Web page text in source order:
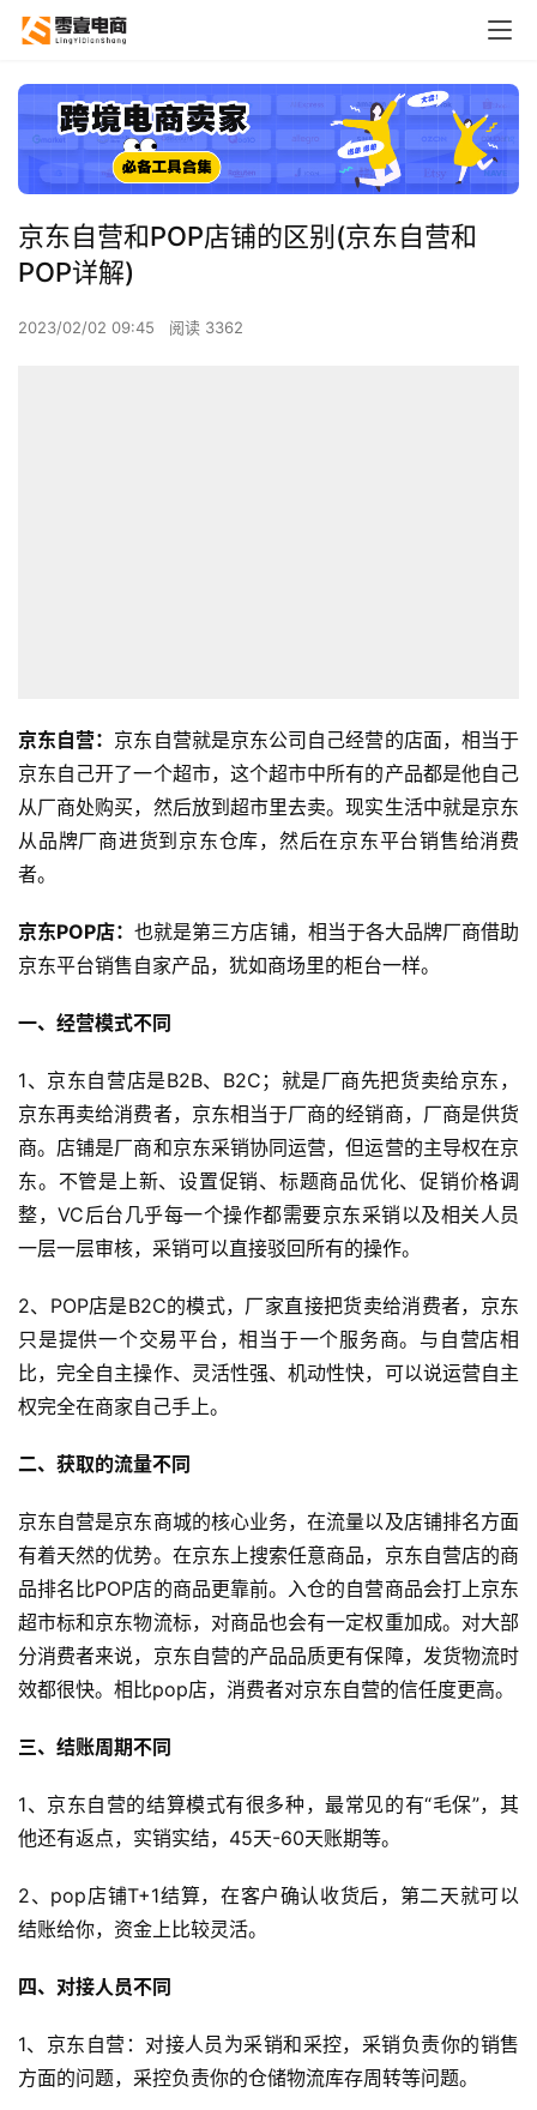
首
页
球
店
境
百
媒
营
京东自营和POP店铺的区别(京东自营和
POP详解)
2023/02/02 09:45 阅读 3362
京东自营： 京东自营就是京东公司自己经营的店面，相当于
京东自己开了一个超市，这个超市中所有的产品都是他自己
从厂商处购买，然后放到超市里去卖。现实生活中就是京东
从品牌厂商进货到京东仓库，然后在京东平台销售给消费
者。
京东POP店：也就是第三方店铺，相当于各大品牌厂商借助
京东平台销售自家产品，犹如商场里的柜台一样。
一、经营模式不同
1、京东自营店是B2B、B2C；就是厂商先把货卖给京东，
京东再卖给消费者，京东相当于厂商的经销商，厂商是供货
商。店铺是厂商和京东采销协同运营，但运营的主导权在京
东。不管是上新、设置促销、标题商品优化、促销价格调
整，VC后台几乎每一个操作都需要京东采销以及相关人员
一层一层审核，采销可以直接驳回所有的操作。
2、POP店是B2C的模式，厂家直接把货卖给消费者，京东
只是提供一个交易平台，相当于一个服务商。与自营店相
比，完全自主操作、灵活性强、机动性快，可以说运营自主
权完全在商家自己手上。
二、获取的流量不同
京东自营是京东商城的核心业务，在流量以及店铺排名方面
有着天然的优势。在京东上搜索任意商品，京东自营店的商
品排名比POP店的商品更靠前。入仓的自营商品会打上京东
超市标和京东物流标，对商品也会有一定权重加成。对大部
分消费者来说，京东自营的产品品质更有保障，发货物流时
效都很快。相比pop店，消费者对京东自营的信任度更高。
三、结账周期不同
1、京东自营的结算模式有很多种，最常见的有“毛保”，其
他还有返点，实销实结，45天-60天账期等。
2、pop店铺T+1结算，在客户确认收货后，第二天就可以
结账给你，资金上比较灵活。
四、对接人员不同
1、京东自营：对接人员为采销和采控，采销负责你的销售
方面的问题，采控负责你的仓储物流库存周转等问题。